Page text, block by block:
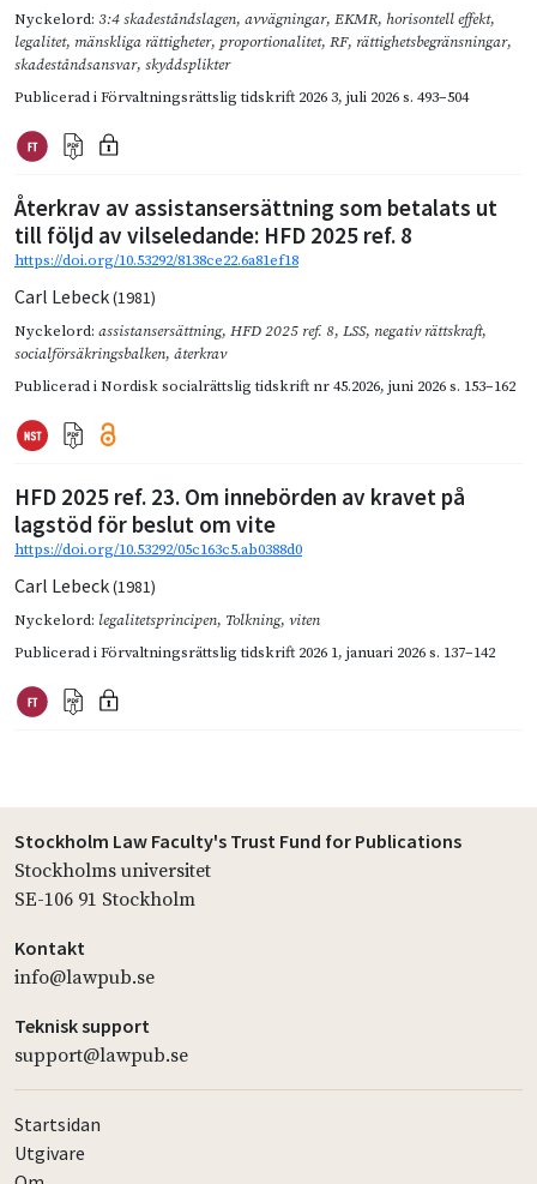
Nyckelord: 3:4 skadeståndslagen, avvägningar, EKMR, horisontell effekt,
legalitet, mänskliga rättigheter, proportionalitet, RF, rättighetsbegränsningar,
skadeståndsansvar, skyddsplikter
Publicerad iFörvaltningsrättslig tidskrift 2026 3, juli 2026s. 493–504
Återkrav av assistansersättning som betalats ut
till följd av vilseledande: HFD 2025 ref. 8
https://doi.org/10.53292/8138ce22.6a81ef18
Carl Lebeck(1981)
Nyckelord: assistansersättning, HFD 2025 ref. 8, LSS, negativ rättskraft,
socialförsäkringsbalken, återkrav
Publicerad iNordisk socialrättslig tidskrift nr 45.2026, juni 2026s. 153–162
HFD 2025 ref. 23. Om innebörden av kravet på
lagstöd för beslut om vite
https://doi.org/10.53292/05c163c5.ab0388d0
Carl Lebeck(1981)
Nyckelord: legalitetsprincipen, Tolkning, viten
Publicerad iFörvaltningsrättslig tidskrift 2026 1, januari 2026s. 137–142
Stockholm Law Faculty's Trust Fund for Publications
Stockholms universitet
SE-106 91 Stockholm
Kontakt
info@lawpub.se
Teknisk support
support@lawpub.se
Startsidan
Utgivare